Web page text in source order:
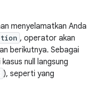
menyelamatkan Anda
, operator akan
berikutnya. Sebagai
null langsung
), seperti yang